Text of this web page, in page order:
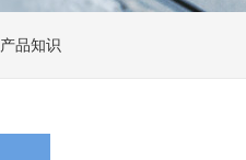
产品知识